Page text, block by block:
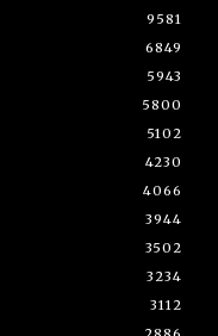
9581
6849
5943
5800
5102
4230
4066
3944
3502
3234
3112